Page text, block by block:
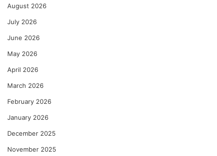
August 2026
July 2026
June 2026
May 2026
April 2026
March 2026
February 2026
January 2026
December 2025
November 2025